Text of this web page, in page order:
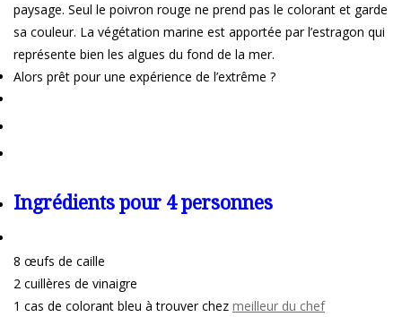
paysage. Seul le poivron rouge ne prend pas le colorant et garde
sa couleur. La végétation marine est apportée par l’estragon qui
représente bien les algues du fond de la mer.
Alors prêt pour une expérience de l’extrême ?
Ingrédients pour 4 personnes
8 œufs de caille
2 cuillères de vinaigre
1 cas de colorant bleu à trouver chez meilleur du chef